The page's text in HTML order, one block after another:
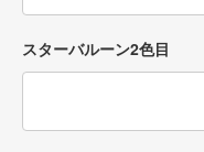
スターバルーン2色目